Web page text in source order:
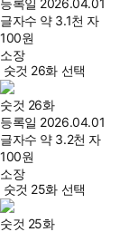
등록일 2026.04.01
글자수 약 3.1천 자
100원
소장
숫것 26화 선택
숫것 26화
등록일 2026.04.01
글자수 약 3.2천 자
100원
소장
숫것 25화 선택
숫것 25화